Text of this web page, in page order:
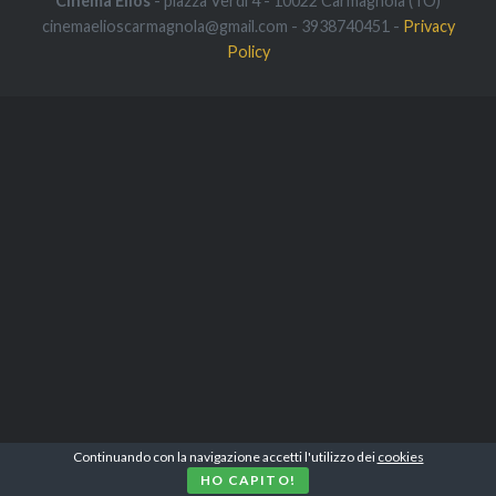
cinemaelioscarmagnola@gmail.com - 3938740451 - Privacy
Policy
Continuando con la navigazione accetti l'utilizzo dei cookies
HO CAPITO!